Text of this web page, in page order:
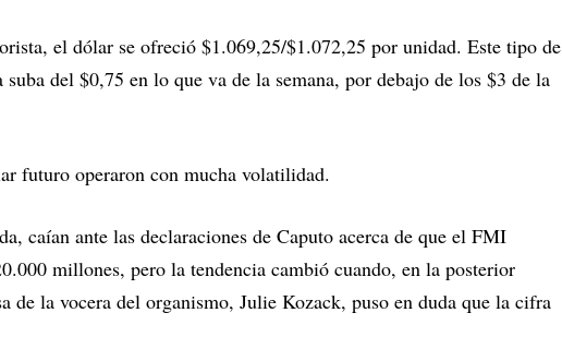
el dólar se ofreció $1.069,25/$1.072,25 por unidad. Este tipo de
del $0,75 en lo que va de la semana, por debajo de los $3 de la
futuro operaron con mucha volatilidad.
caían ante las declaraciones de Caputo acerca de que el FMI
millones, pero la tendencia cambió cuando, en la posterior
de la vocera del organismo, Julie Kozack, puso en duda que la cifra